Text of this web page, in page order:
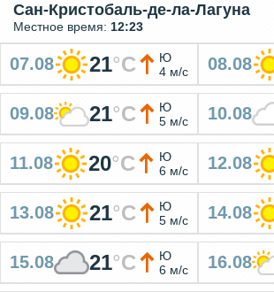
Сан-Кристобаль-де-ла-Лагуна
Местное время: 12:23
07.08 21°C
Ю
4 м/с
08.08
09.08 21°C
Ю
5 м/с
10.08
11.08 20°C
Ю
6 м/с
12.08
13.08 21°C
Ю
5 м/с
14.08
15.08 21°C
Ю
6 м/с
16.08